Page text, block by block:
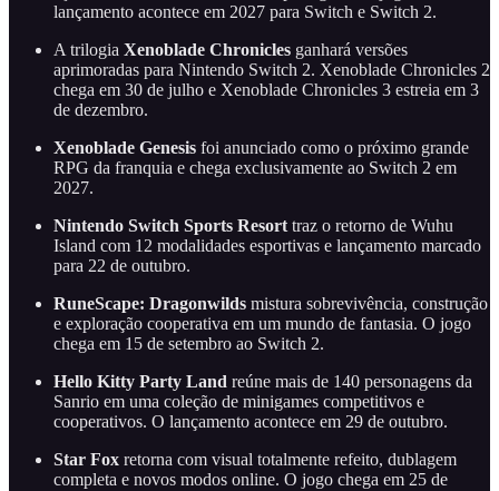
lançamento acontece em 2027 para Switch e Switch 2.
A trilogia Xenoblade Chronicles ganhará versões
aprimoradas para Nintendo Switch 2. Xenoblade Chronicles 2
chega em 30 de julho e Xenoblade Chronicles 3 estreia em 3
de dezembro.
Xenoblade Genesis foi anunciado como o próximo grande
RPG da franquia e chega exclusivamente ao Switch 2 em
2027.
Nintendo Switch Sports Resort traz o retorno de Wuhu
Island com 12 modalidades esportivas e lançamento marcado
para 22 de outubro.
RuneScape: Dragonwilds mistura sobrevivência, construção
e exploração cooperativa em um mundo de fantasia. O jogo
chega em 15 de setembro ao Switch 2.
Hello Kitty Party Land reúne mais de 140 personagens da
Sanrio em uma coleção de minigames competitivos e
cooperativos. O lançamento acontece em 29 de outubro.
Star Fox retorna com visual totalmente refeito, dublagem
completa e novos modos online. O jogo chega em 25 de